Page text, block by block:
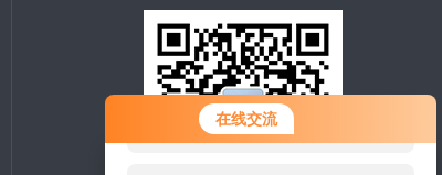
在线交流
您好！欢迎前来咨询，很高兴为您
服务，请问您要咨询什么问题呢？